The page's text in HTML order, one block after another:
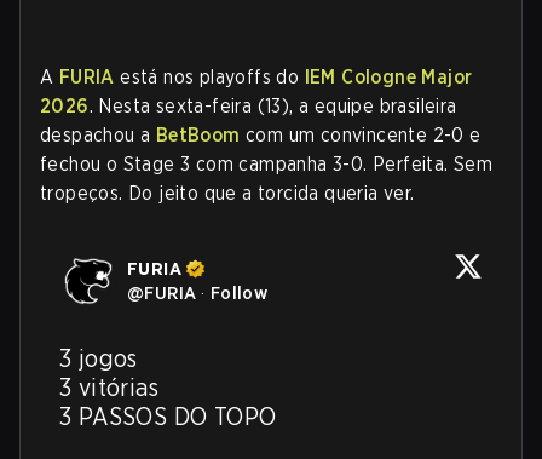
A FURIA está nos playoffs do IEM Cologne Major
2026. Nesta sexta-feira (13), a equipe brasileira
despachou a BetBoom com um convincente 2-0 e
fechou o Stage 3 com campanha 3-0. Perfeita. Sem
tropeços. Do jeito que a torcida queria ver.
FURIA
@FURIA · Follow
3 jogos
3 vitórias
3 PASSOS DO TOPO